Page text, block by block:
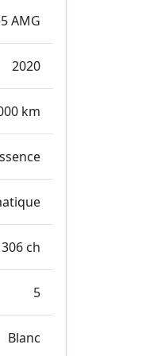
AMG
2020
km
306 ch
5
Blanc